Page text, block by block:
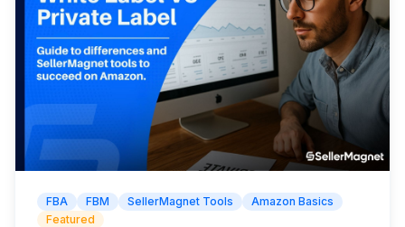
FBA FBM SellerMagnet Tools
Amazon Basics
Featured